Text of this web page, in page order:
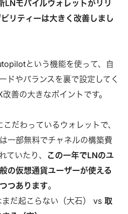
LNモバイルウォレットがリリ
リティーは大きく改善しまし
という機能を使って、自
ドやバランスを裏で設定してく
善の大きなポイントです。
だわっているウォレットで、
一部無料でチャネルの構築費
ていたり、
この一年でLNのユ
の仮想通貨ユーザーが使える
つあります。
だ起こらない（大石） vs 取